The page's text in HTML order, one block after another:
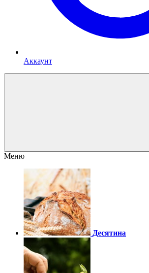
Аккаунт
Меню
Десятина